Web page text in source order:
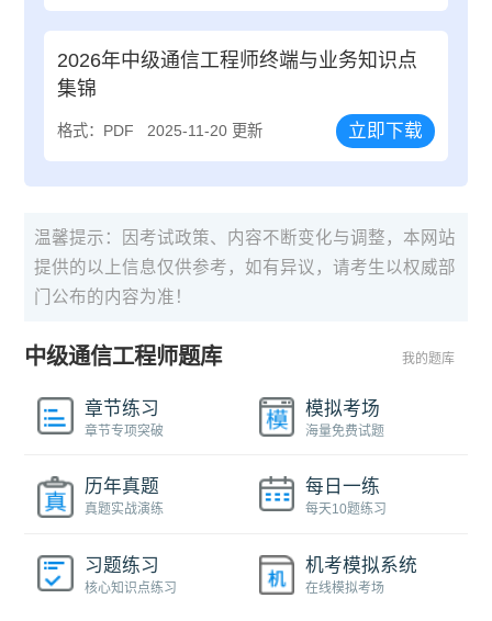
2026年中级通信工程师终端与业务知识点
集锦
格式：PDF 2025-11-20 更新 立即下载
温馨提示：因考试政策、内容不断变化与调整，本网站
提供的以上信息仅供参考，如有异议，请考生以权威部
门公布的内容为准！
中级通信工程师题库 我的题库
章节练习
章节专项突破
模拟考场
海量免费试题
历年真题
真题实战演练
每日一练
每天10题练习
习题练习
核心知识点练习
机考模拟系统
在线模拟考场